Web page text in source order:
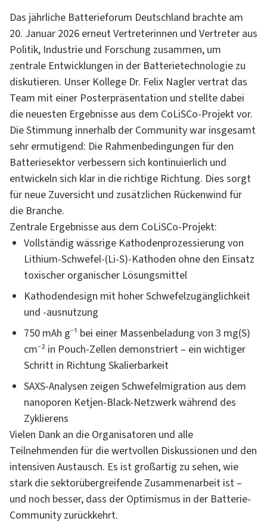
Das jährliche Batterieforum Deutschland brachte am
20. Januar 2026 erneut Vertreterinnen und Vertreter aus
Politik, Industrie und Forschung zusammen, um
zentrale Entwicklungen in der Batterietechnologie zu
diskutieren. Unser Kollege Dr. Felix Nagler vertrat das
Team mit einer Posterpräsentation und stellte dabei
die neuesten Ergebnisse aus dem CoLiSCo-Projekt vor.
Die Stimmung innerhalb der Community war insgesamt
sehr ermutigend: Die Rahmenbedingungen für den
Batteriesektor verbessern sich kontinuierlich und
entwickeln sich klar in die richtige Richtung. Dies sorgt
für neue Zuversicht und zusätzlichen Rückenwind für
die Branche.
Zentrale Ergebnisse aus dem CoLiSCo-Projekt:
Vollständig wässrige Kathodenprozessierung von
Lithium-Schwefel-(Li-S)-Kathoden ohne den Einsatz
toxischer organischer Lösungsmittel
Kathodendesign mit hoher Schwefelzugänglichkeit
und -ausnutzung
750 mAh g⁻¹ bei einer Massenbeladung von 3 mg(S)
cm⁻² in Pouch-Zellen demonstriert – ein wichtiger
Schritt in Richtung Skalierbarkeit
SAXS-Analysen zeigen Schwefelmigration aus dem
nanoporen Ketjen-Black-Netzwerk während des
Zyklierens
Vielen Dank an die Organisatoren und alle
Teilnehmenden für die wertvollen Diskussionen und den
intensiven Austausch. Es ist großartig zu sehen, wie
stark die sektorübergreifende Zusammenarbeit ist –
und noch besser, dass der Optimismus in der Batterie-
Community zurückkehrt.